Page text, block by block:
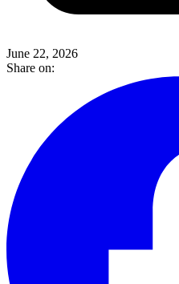
June 22, 2026
Share on: